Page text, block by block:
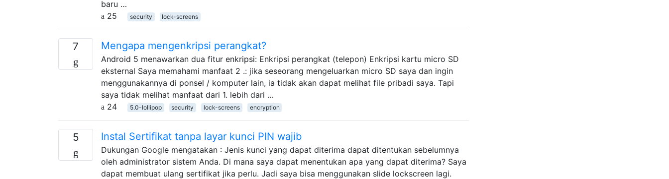
baru …
25
security lock-screens
7 Mengapa mengenkripsi perangkat?
Android 5 menawarkan dua fitur enkripsi: Enkripsi perangkat (telepon) Enkripsi kartu micro SD
eksternal Saya memahami manfaat 2 .: jika seseorang mengeluarkan micro SD saya dan ingin
menggunakannya di ponsel / komputer lain, ia tidak akan dapat melihat file pribadi saya. Tapi
saya tidak melihat manfaat dari 1. lebih dari …
24
5.0-lollipop security lock-screens encryption
5 Instal Sertifikat tanpa layar kunci PIN wajib
Dukungan Google mengatakan : Jenis kunci yang dapat diterima dapat ditentukan sebelumnya
oleh administrator sistem Anda. Di mana saya dapat menentukan apa yang dapat diterima? Saya
dapat membuat ulang sertifikat jika perlu. Jadi saya bisa menggunakan slide lockscreen lagi.